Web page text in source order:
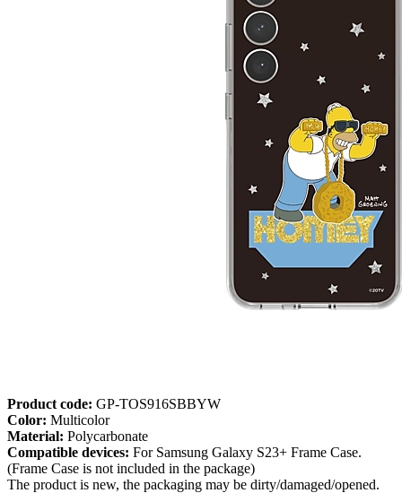
Product code: GP-TOS916SBBYW
Color: Multicolor
Material: Polycarbonate
Compatible devices: For Samsung Galaxy S23+ Frame Case.
(Frame Case is not included in the package)
The product is new, the packaging may be dirty/damaged/opened.